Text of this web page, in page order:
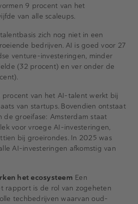
9 procent van het
van alle scaleups.
zich nog niet in een
bedrijven. AI is goed voor 27
venture-investeringen, minder
(32 procent) en ver onder de
van het AI-talent werkt bij
van startups. Bovendien ontstaat
de groeifase: Amsterdam staat
voor vroege AI-investeringen,
bij groeirondes. In 2025 was
AI-investeringen afkomstig van
het ecosysteem Een
rapport is de rol van zogeheten
techbedrijven waarvan oud-